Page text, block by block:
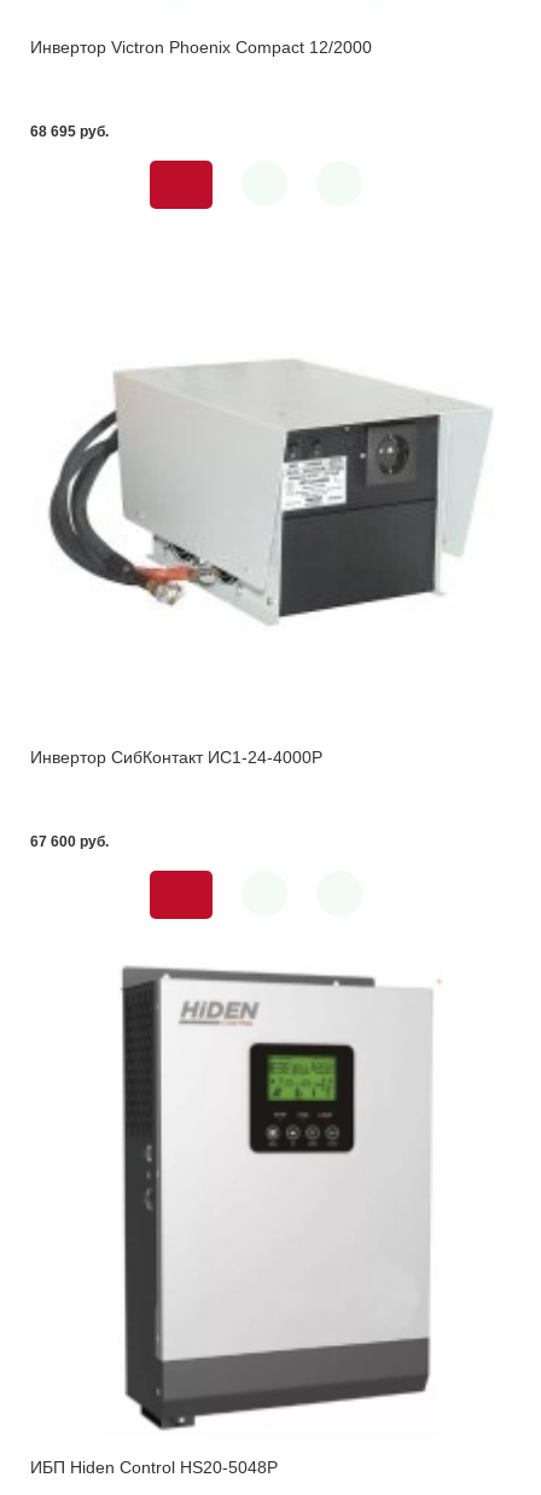
Инвертор Victron Phoenix Compact 12/2000
68 695 pуб.
Инвертор СибКонтакт ИС1-24-4000Р
67 600 pуб.
ИБП Hiden Control HS20-5048P